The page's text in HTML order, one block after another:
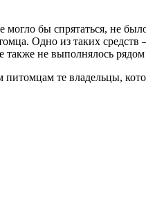
бы спрятаться, не
Одно из таких
не выполнялось
те владельцы,